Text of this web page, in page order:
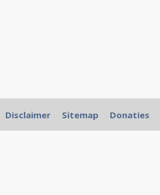
Disclaimer Sitemap Donaties